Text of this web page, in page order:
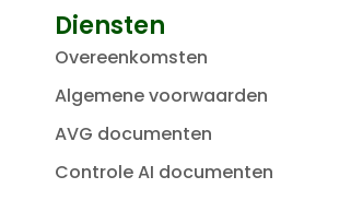
Diensten
Overeenkomsten
Algemene voorwaarden
AVG documenten
Controle AI documenten